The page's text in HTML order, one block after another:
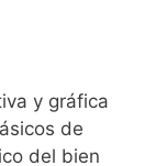
y gráfica
de
del bien